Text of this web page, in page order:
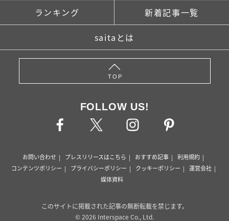
ランキング 新着記事一覧
saitaとは
TOP
FOLLOW US!
お問い合わせ プレスリリースはこちら おすすめ記事
利用規約
コンテンツポリシー
プライバシーポリシー クッキーポリシー
運営会社
媒体資料
このサイトに掲載された記事の無断転載を禁じます。
© 2026 Interspace Co., Ltd.